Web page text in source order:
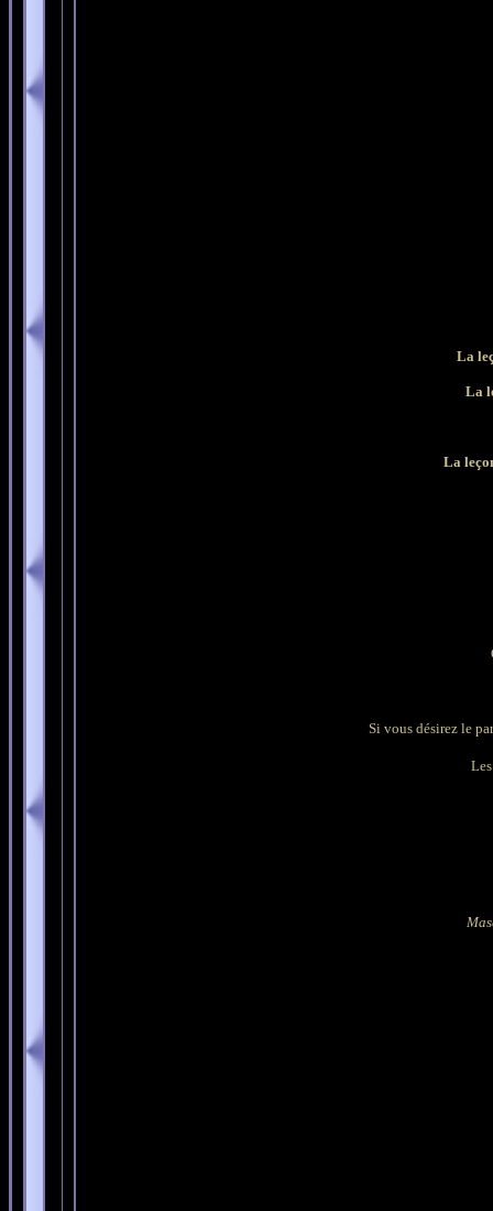
La
La
La
Si vous désirez le